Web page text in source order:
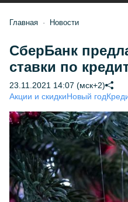
Главная Новости
СберБанк
ставки по
23.11.2021 14:07 (мск+2)
Акции и скидкиНовый год